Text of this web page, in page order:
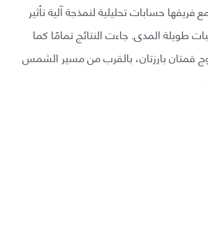
حسابات تحليلية لنمذجة آلية تأثير
طويلة المدى. جاءت النتائج تمامًا كما
قمتان بارزتان، بالقرب من مسير الشمس